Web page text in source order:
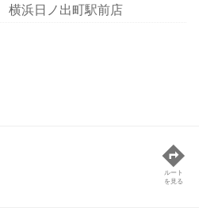
浜日ノ出町駅前店
ルート
を見る